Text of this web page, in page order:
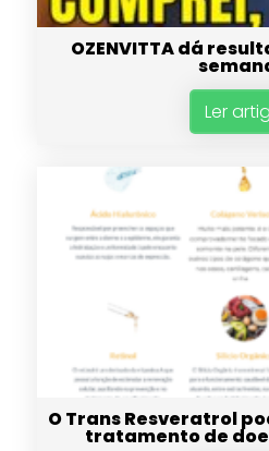
OZENVITTA dá
Ler
O Trans Resveratrol
tratamento de